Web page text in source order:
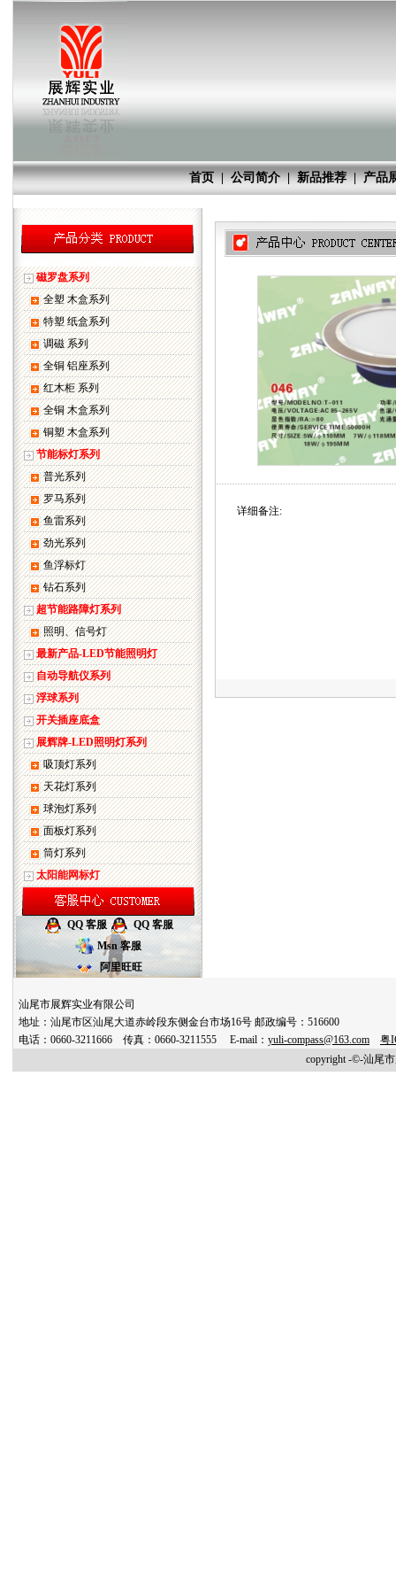
首页|公司简介|新品推荐|产品
磁罗盘系列
全塑 木盒系列
特塑 纸盒系列
调磁 系列
全铜 铝座系列
红木柜 系列
全铜 木盒系列
铜塑 木盒系列
节能标灯系列
普光系列
罗马系列
鱼雷系列
劲光系列
鱼浮标灯
钻石系列
超节能路障灯系列
照明、信号灯
最新产品-LED节能照明灯
自动导航仪系列
浮球系列
开关插座底盒
展辉牌-LED照明灯系列
吸顶灯系列
天花灯系列
球泡灯系列
面板灯系列
筒灯系列
太阳能网标灯
QQ 客服
QQ 客服
Msn 客服
阿里旺旺
详细备注:
汕尾市展辉实业有限公司
地址：汕尾市区汕尾大道赤岭段东侧金台市场16号 邮政编号：516600
电话：0660-3211666 传真：0660-3211555 E-mail： yuli-compass@163.com
粤
copyright -©-汕尾